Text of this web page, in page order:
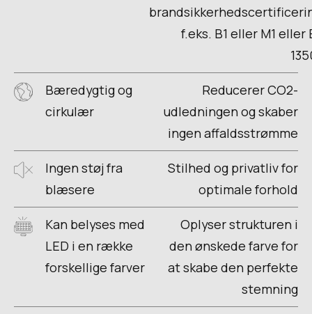
f.eks. B1 eller M1 eller
Bæredygtig og
cirkulær
Reducerer CO2-
udledningen og skaber
ingen affaldsstrømme
Ingen støj fra
blæsere
Stilhed og privatliv for
optimale forhold
Kan belyses med
LED i en række
forskellige farver
Oplyser strukturen i
den ønskede farve for
at skabe den perfekte
stemning